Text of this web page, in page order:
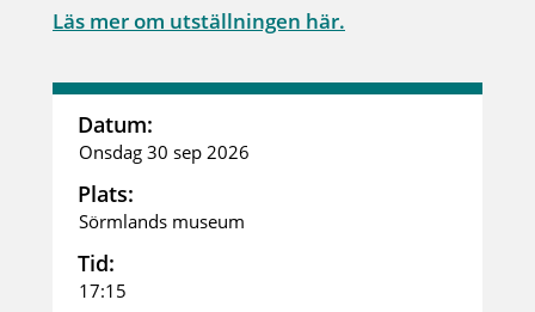
Läs mer om utställningen här.
Datum:
Onsdag 30 sep 2026
Plats:
Sörmlands museum
Tid:
17:15